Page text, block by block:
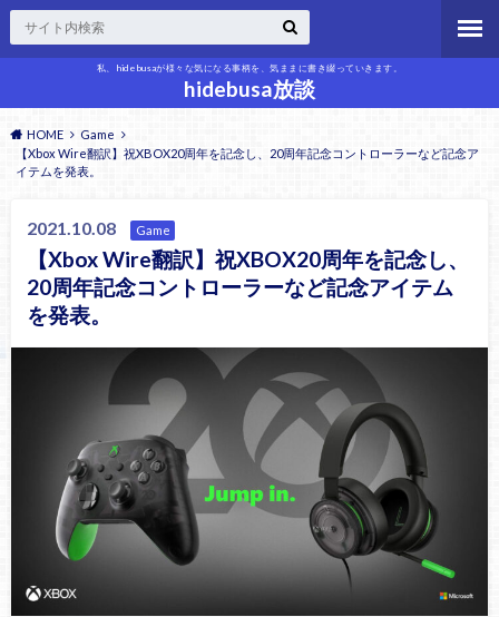
私、hidebusaが様々な気になる事柄を、気ままに書き綴っていきます。
hidebusa放談
HOME
Game
【Xbox Wire翻訳】祝XBOX20周年を記念し、20周年記念コントローラーなど記念ア
イテムを発表。
2021.10.08 Game
【Xbox Wire翻訳】祝XBOX20周年を記念し、
20周年記念コントローラーなど記念アイテム
を発表。